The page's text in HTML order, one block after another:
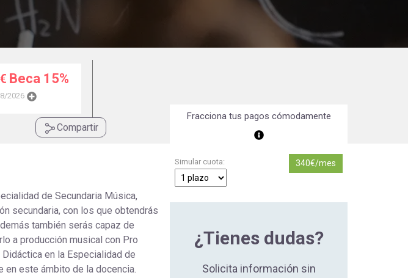
Universitaria
Masteres Educación
Cursos Formación
Profesorado
Másteres Oficiales
Cursos para oposiciones
Responsabilidad Social e
Intervención
Beca 15%
2026
Compartir
de Secundaria Música,
secundaria, con los que obtendrás
también serás capaz de
a producción musical con Pro
en la Especialidad de
en este ámbito de la docencia.
Fracciona tus pagos cómodamente
Simular cuota: 340€/mes
¿Tienes dudas?
Solicita información sin